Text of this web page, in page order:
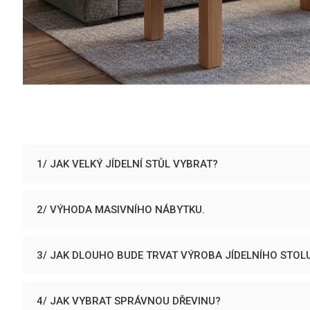
1/ JAK VELKÝ JÍDELNÍ STŮL VYBRAT?
2/ VÝHODA MASIVNÍHO NÁBYTKU.
3/ JAK DLOUHO BUDE TRVAT VÝROBA JÍDELNÍHO
4/ JAK VYBRAT SPRÁVNOU DŘEVINU?